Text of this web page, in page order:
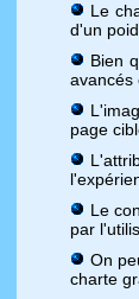
Le
d'un
Bien
avancés
page
Le
par
On
charte